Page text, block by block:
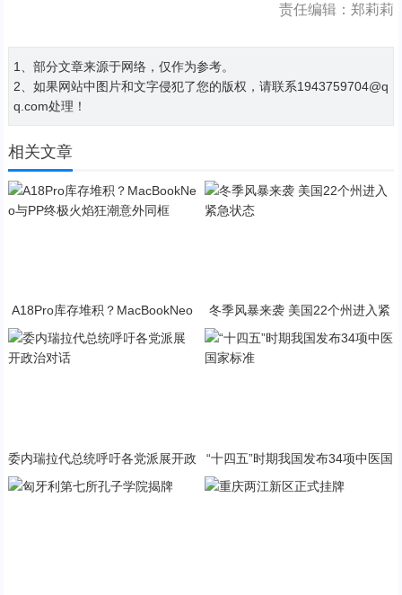
责任编辑：郑莉莉
1、部分文章来源于网络，仅作为参考。
2、如果网站中图片和文字侵犯了您的版权，请联系1943759704@q
q.com处理！
相关文章
A18Pro库存堆积？MacBookNeo
与PP终极火焰狂潮意外同框
冬季风暴来袭 美国22个州进入紧
急状态
委内瑞拉代总统呼吁各党派展开政
“十四五”时期我国发布34项中医国